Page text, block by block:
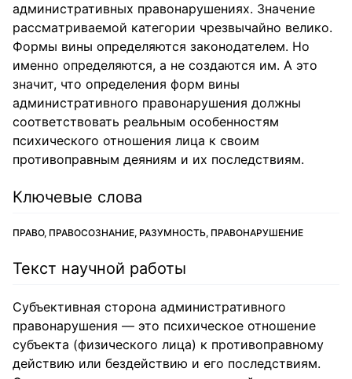
административных правонарушениях. Значение
рассматриваемой категории чрезвычайно велико.
Формы вины определяются законодателем. Но
именно определяются, а не создаются им. А это
значит, что определения форм вины
административного правонарушения должны
соответствовать реальным особенностям
психического отношения лица к своим
противоправным деяниям и их последствиям.
Ключевые слова
ПРАВО, ПРАВОСОЗНАНИЕ, РАЗУМНОСТЬ, ПРАВОНАРУШЕНИЕ
Текст научной работы
Субъективная сторона административного
правонарушения — это психическое отношение
субъекта (физического лица) к противоправному
действию или бездействию и его последствиям.